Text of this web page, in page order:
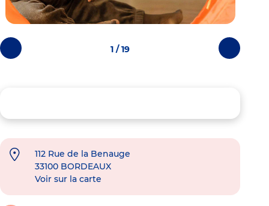
Photos
précédentes
Photos
suivantes
1 / 19
112 Rue de la Benauge
33100 BORDEAUX
Voir sur la carte